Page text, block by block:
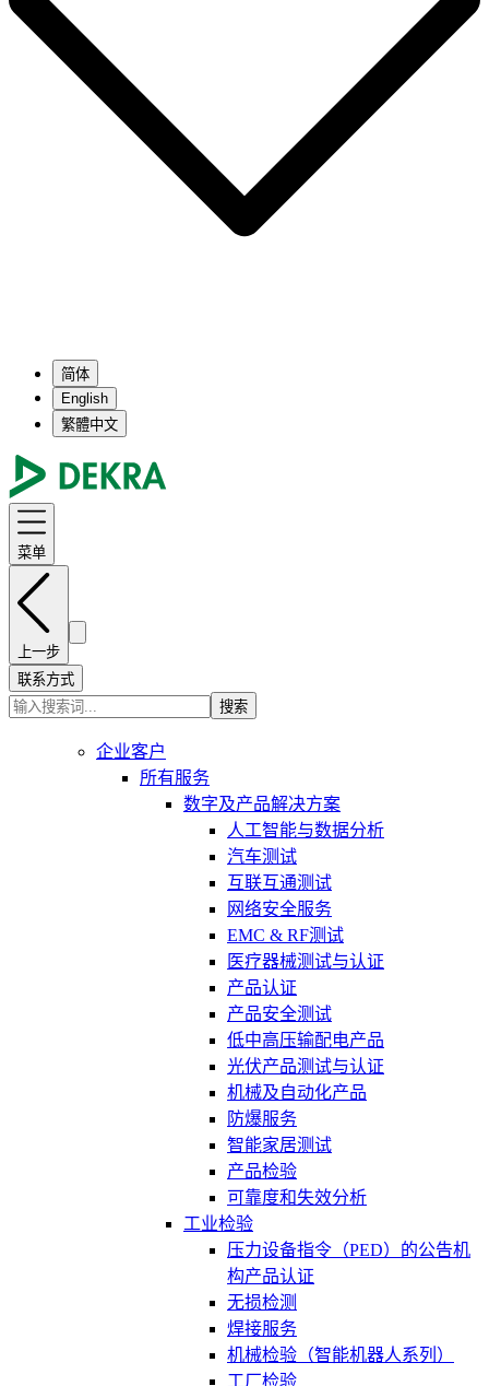
简体
English
繁體中文
菜单
上一步
联系方式
搜索
企业客户
所有服务
数字及产品解决方案
人工智能与数据分析
汽车测试
互联互通测试
网络安全服务
EMC & RF测试
医疗器械测试与认证
产品认证
产品安全测试
低中高压输配电产品
光伏产品测试与认证
机械及自动化产品
防爆服务
智能家居测试
产品检验
可靠度和失效分析
工业检验
压力设备指令（PED）的公告机
构产品认证
无损检测
焊接服务
机械检验（智能机器人系列）
工厂检验